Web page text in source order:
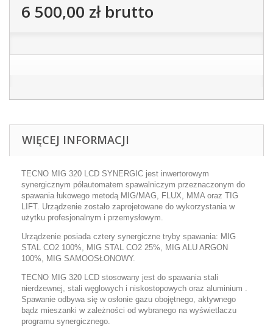
6 500,00 złbrutto
WIĘCEJ INFORMACJI
TECNO MIG 320 LCD SYNERGIC jest inwertorowym
synergicznym półautomatem spawalniczym przeznaczonym do
spawania łukowego metodą MIG/MAG, FLUX, MMA oraz TIG
LIFT. Urządzenie zostało zaprojetowane do wykorzystania w
użytku profesjonalnym i przemysłowym.
Urządzenie posiada cztery synergiczne tryby spawania: MIG
STAL CO2 100%, MIG STAL CO2 25%, MIG ALU ARGON
100%, MIG SAMOOSŁONOWY.
TECNO MIG 320 LCD stosowany jest do spawania stali
nierdzewnej, stali węglowych i niskostopowych oraz aluminium .
Spawanie odbywa się w osłonie gazu obojętnego, aktywnego
bądz mieszanki w zależności od wybranego na wyświetlaczu
programu synergicznego.